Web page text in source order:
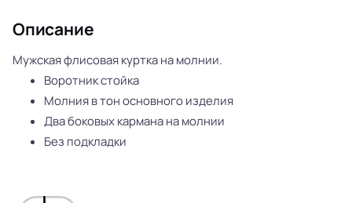
Описание
Мужская флисовая куртка на молнии.
Воротник стойка
Молния в тон основного изделия
Два боковых кармана на молнии
Без подкладки